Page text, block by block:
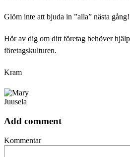
Glöm inte att bjuda in ”alla” nästa gång!
Hör av dig om ditt företag behöver
företagskulturen.
Kram
Add comment
Kommentar